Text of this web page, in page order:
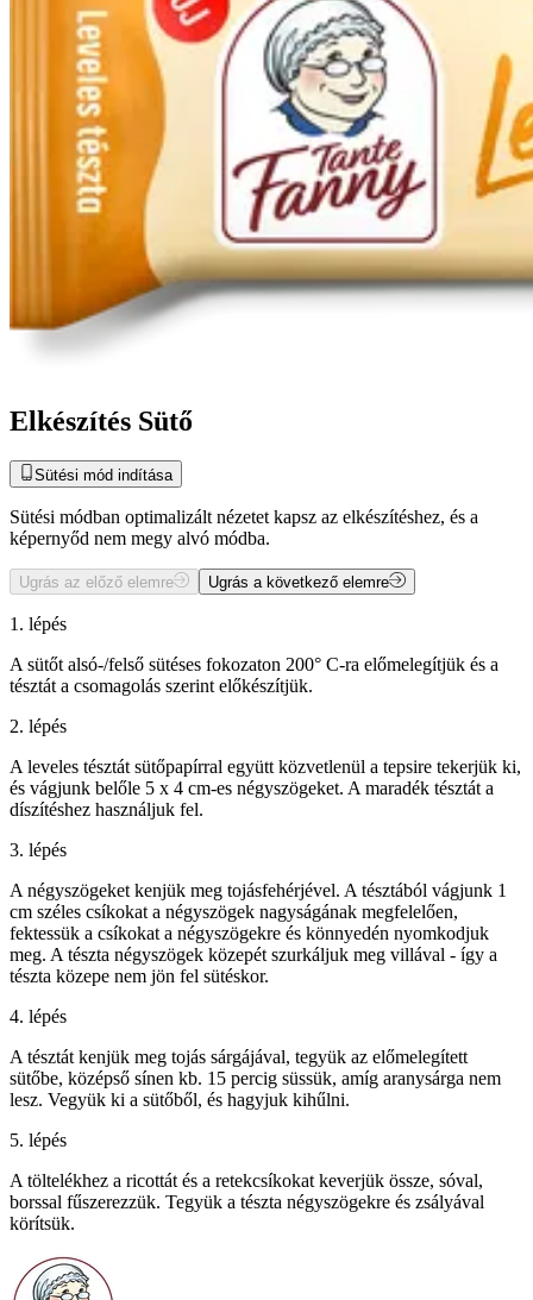
Elkészítés Sütő
Sütési mód indítása
Sütési módban optimalizált nézetet kapsz az elkészítéshez, és a
képernyőd nem megy alvó módba.
Ugrás az előző elemre Ugrás a következő elemre
1. lépés
A sütőt alsó-/felső sütéses fokozaton 200° C-ra előmelegítjük és a
tésztát a csomagolás szerint előkészítjük.
2. lépés
A leveles tésztát sütőpapírral együtt közvetlenül a tepsire tekerjük ki,
és vágjunk belőle 5 x 4 cm-es négyszögeket. A maradék tésztát a
díszítéshez használjuk fel.
3. lépés
A négyszögeket kenjük meg tojásfehérjével. A tésztából vágjunk 1
cm széles csíkokat a négyszögek nagyságának megfelelően,
fektessük a csíkokat a négyszögekre és könnyedén nyomkodjuk
meg. A tészta négyszögek közepét szurkáljuk meg villával - így a
tészta közepe nem jön fel sütéskor.
4. lépés
A tésztát kenjük meg tojás sárgájával, tegyük az előmelegített
sütőbe, középső sínen kb. 15 percig süssük, amíg aranysárga nem
lesz. Vegyük ki a sütőből, és hagyjuk kihűlni.
5. lépés
A töltelékhez a ricottát és a retekcsíkokat keverjük össze, sóval,
borssal fűszerezzük. Tegyük a tészta négyszögekre és zsályával
körítsük.